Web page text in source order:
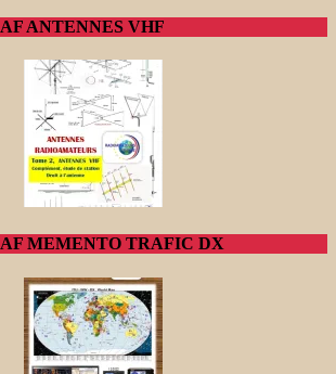
ANTENNES VHF
MEMENTO TRAFIC DX